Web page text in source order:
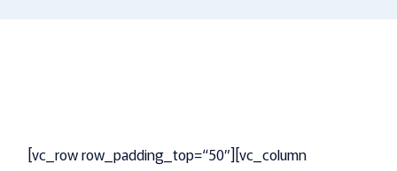
[vc_row row_padding_top=“50″][vc_column